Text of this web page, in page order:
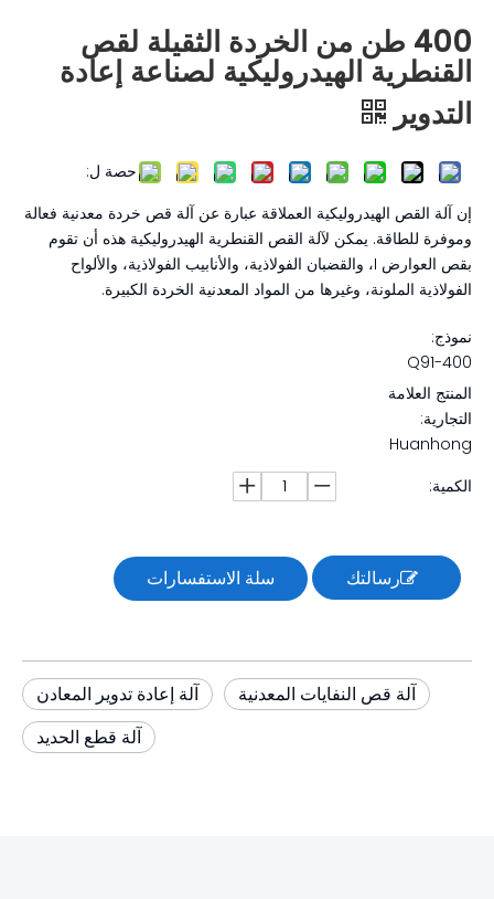
400 طن من الخردة الثقيلة لقص
القنطرية الهيدروليكية لصناعة إعادة
التدوير
حصة ل:
إن آلة القص الهيدروليكية العملاقة عبارة عن آلة قص خردة معدنية فعالة
وموفرة للطاقة. يمكن لآلة القص القنطرية الهيدروليكية هذه أن تقوم
بقص العوارض I، والقضبان الفولاذية، والأنابيب الفولاذية، والألواح
الفولاذية الملونة، وغيرها من المواد المعدنية الخردة الكبيرة.
نموذج:
Q91-400
المنتج العلامة
التجارية:
Huanhong
الكمية:
رسالتك سلة الاستفسارات
آلة إعادة تدوير المعادن آلة قص النفايات المعدنية
آلة قطع الحديد